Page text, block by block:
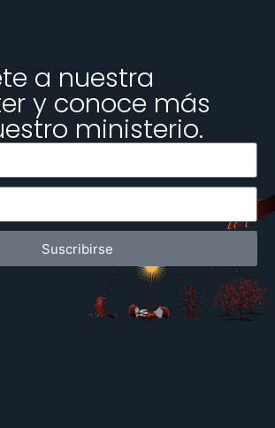
a nuestra
y conoce más
ministerio.
Suscribirse